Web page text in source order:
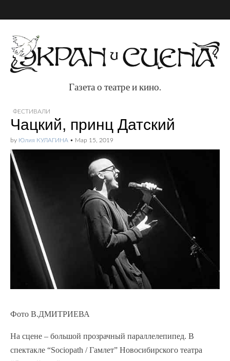
Газета о театре и
кино.
Газета о театре и кино.
ФЕСТИВАЛИ
Чацкий, принц Датский
by Юлия КУЛАГИНА • Мар 15, 2019
Фото В.ДМИТРИЕВА
На сцене – большой прозрачный параллелепипед. В
спектакле “Sociopath / Гамлет” Новосибирского театра